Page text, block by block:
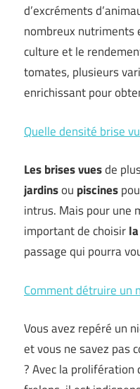
d’excréments
nombreux nutriments
culture et le
tomates, plusieurs
enrichissant pour
Quelle densité brise
Les brises vuesde
jardinsou piscines
intrus. Mais pour une
important de choisir
passage qui pourra
Comment détruire un
Vous avez repéré un
et vous ne savez pas
? Avec la prolifération